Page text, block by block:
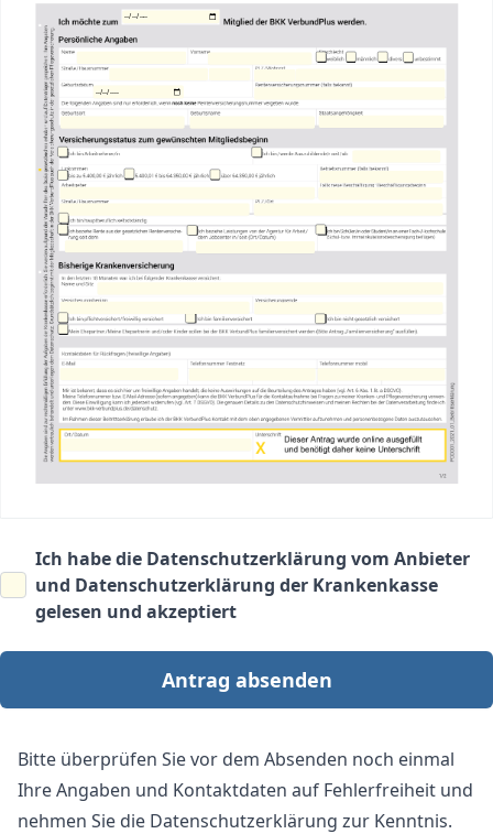
Ich habe die Datenschutzerklärung vom Anbieter
und Datenschutzerklärung der Krankenkasse
gelesen und akzeptiert
Antrag absenden
Bitte überprüfen Sie vor dem Absenden noch einmal
Ihre Angaben und Kontaktdaten auf Fehlerfreiheit und
nehmen Sie die Datenschutzerklärung zur Kenntnis.